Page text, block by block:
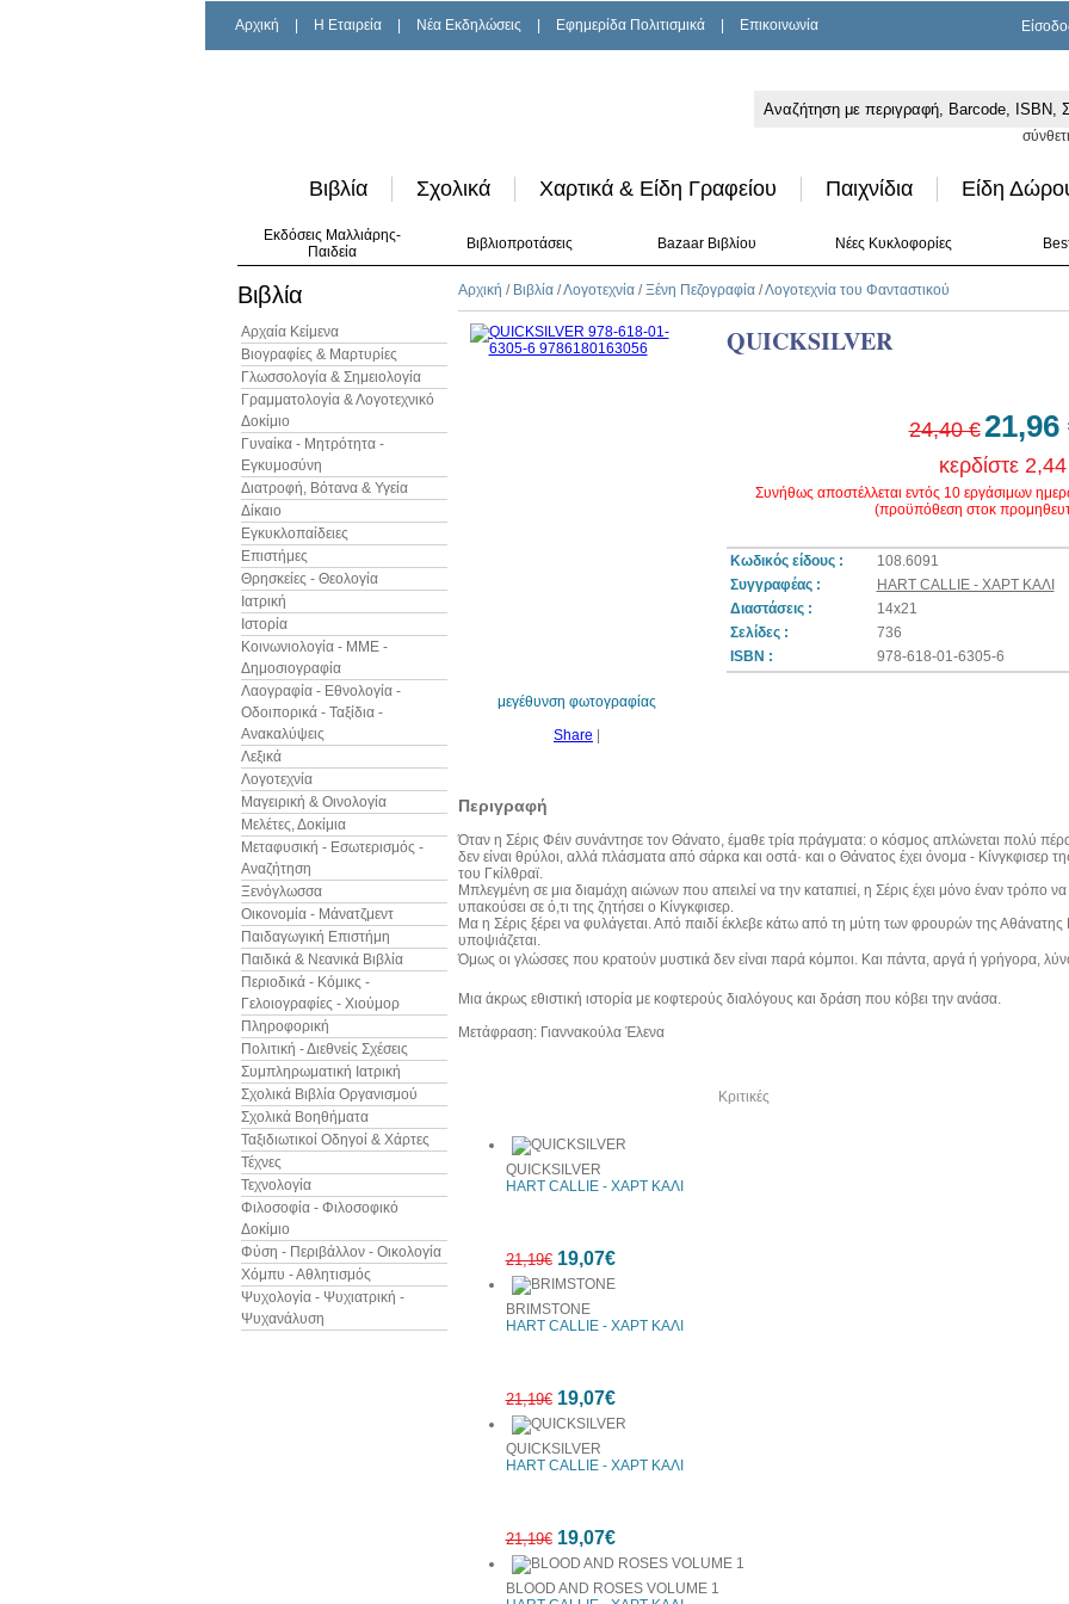
Αρχική H Εταιρεία Νέα Εκδηλώσεις Εφημερίδα Πολιτισμικά Επικοινωνία
Βιβλία Σχολικά Χαρτικά & Είδη Γραφείου Παιχνίδια Είδη
Εκδόσεις Μαλλιάρης-
Παιδεία
Βιβλιοπροτάσεις Bazaar Βιβλίου Νέες Κυκλοφορίες
Βιβλία
Αρχαία Κείμενα
Βιογραφίες & Μαρτυρίες
Γλωσσολογία & Σημειολογία
Γραμματολογία & Λογοτεχνικό
Δοκίμιο
Γυναίκα - Μητρότητα -
Εγκυμοσύνη
Διατροφή, Βότανα & Υγεία
Δίκαιο
Εγκυκλοπαίδειες
Επιστήμες
Θρησκείες - Θεολογία
Ιατρική
Ιστορία
Κοινωνιολογία - ΜΜΕ -
Δημοσιογραφία
Λαογραφία - Εθνολογία -
Οδοιπορικά - Ταξίδια -
Ανακαλύψεις
Λεξικά
Λογοτεχνία
Μαγειρική & Οινολογία
Μελέτες, Δοκίμια
Μεταφυσική - Εσωτερισμός -
Αναζήτηση
Ξενόγλωσσα
Οικονομία - Μάνατζμεντ
Παιδαγωγική Επιστήμη
Παιδικά & Νεανικά Βιβλία
Περιοδικά - Κόμικς -
Γελοιογραφίες - Χιούμορ
Πληροφορική
Πολιτική - Διεθνείς Σχέσεις
Συμπληρωματική Ιατρική
Σχολικά Βιβλία Οργανισμού
Σχολικά Βοηθήματα
Ταξιδιωτικοί Οδηγοί & Χάρτες
Τέχνες
Τεχνολογία
Φιλοσοφία - Φιλοσοφικό
Δοκίμιο
Φύση - Περιβάλλον - Οικολογία
Χόμπυ - Αθλητισμός
Ψυχολογία - Ψυχιατρική -
Ψυχανάλυση
Αρχική / Βιβλία /Λογοτεχνία /Ξένη Πεζογραφία /Λογοτεχνία του Φανταστικού
μεγέθυνση φωτογραφίας
Share
QUICKSILVER
24,40 € 21,96
κερδίστε
Συνήθως αποστέλλεται εντός 10 εργάσιμων
(προϋπόθεση στοκ
Κωδικός είδους :
108.6091
Συγγραφέας :
HART CALLIE - ΧΑΡΤ ΚΑΛΙ
Διαστάσεις :
14x21
Σελίδες :
736
ISBN :
978-618-01-6305-6
Περιγραφή
Όταν η Σέρις Φέιν συνάντησε τον Θάνατο, έμαθε τρία πράγματα: ο κόσμος απλώνεται πολύ
δεν είναι θρύλοι, αλλά πλάσματα από σάρκα και οστά· και ο Θάνατος έχει όνομα - Κίνγκφισερ
του Γκίλθραϊ.
Μπλεγμένη σε μια διαμάχη αιώνων που απειλεί να την καταπιεί, η Σέρις έχει μόνο έναν τρόπο
υπακούσει σε ό,τι της ζητήσει ο Κίνγκφισερ.
Μα η Σέρις ξέρει να φυλάγεται. Από παιδί έκλεβε κάτω από τη μύτη των φρουρών της Αθάνατης
υποψιάζεται.
Όμως οι γλώσσες που κρατούν μυστικά δεν είναι παρά κόμποι. Και πάντα, αργά ή γρήγορα,
Μια άκρως εθιστική ιστορία με κοφτερούς διαλόγους και δράση που κόβει την ανάσα.
Μετάφραση: Γιαννακούλα Έλενα
Κριτικές
QUICKSILVER
HART CALLIE - ΧΑΡΤ ΚΑΛΙ
21,19€ 19,07€
BRIMSTONE
HART CALLIE - ΧΑΡΤ ΚΑΛΙ
21,19€ 19,07€
QUICKSILVER
HART CALLIE - ΧΑΡΤ ΚΑΛΙ
21,19€ 19,07€
BLOOD AND ROSES VOLUME 1